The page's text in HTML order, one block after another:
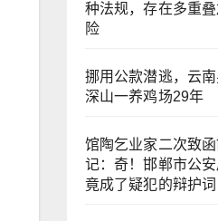
种法规，存在多重
险
挪用公款潜逃，云
深山一养鸡场29年
馆陶乞业家二次致
记：奇！邯郸市公
竟成了疑犯的辩护词